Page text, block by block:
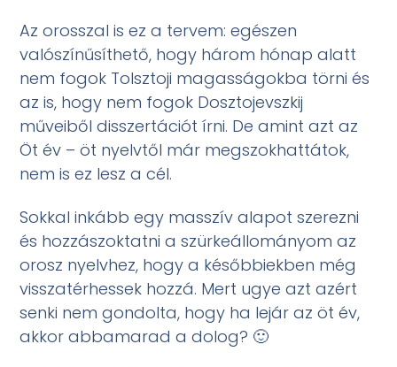
Az orosszal is ez a tervem: egészen
valószínűsíthető, hogy három hónap alatt
nem fogok Tolsztoji magasságokba törni és
az is, hogy nem fogok Dosztojevszkij
műveiből disszertációt írni. De amint azt az
Öt év – öt nyelvtől már megszokhattátok,
nem is ez lesz a cél.
Sokkal inkább egy masszív alapot szerezni
és hozzászoktatni a szürkeállományom az
orosz nyelvhez, hogy a későbbiekben még
visszatérhessek hozzá. Mert ugye azt azért
senki nem gondolta, hogy ha lejár az öt év,
akkor abbamarad a dolog? 🙂